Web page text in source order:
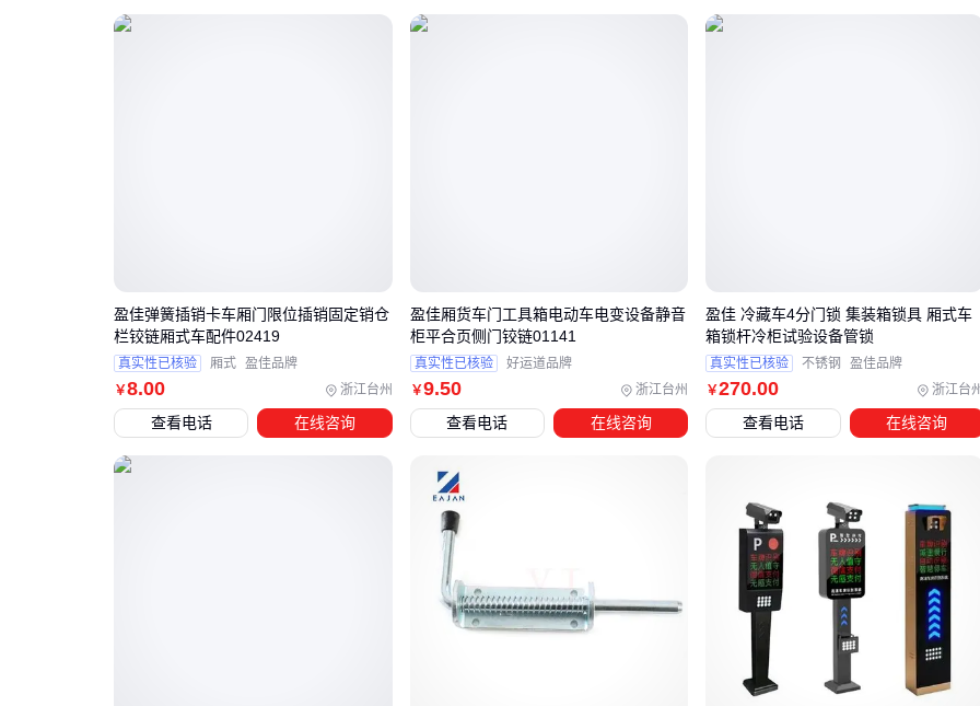
⚠️ 常见误区：认为闸杆越长越好。实际上6米以上杆长需定制
加强电机，否则会导致：
起落速度下降40%以上
电机寿命缩短50%
极端天气下变形风险增加
三、如何根据场景选择最合适的道闸一体机？
1. 车流量决定响应速度
日均500车次以下：普通直杆式，升降速度1.5-3秒
500-2000车次：带涡轮蜗杆传动的
栅栏道闸
，升降速度
￥8.00 浙江台州
盈佳弹簧插销卡车厢门限位插销固定销仓
栏铰链厢式车配件02419
真实性已核验 厢式 盈佳品牌
查看电话 在线咨询
￥9.50 浙江台州
盈佳厢货车门工具箱电动车电变设备静音
柜平合页侧门铰链01141
真实性已核验 好运道品牌
查看电话 在线咨询
￥270.00 浙江台
盈佳 冷藏车4分门锁 集装箱锁具 厢式车
箱锁杆冷柜试验设备管锁
真实性已核验 不锈钢 盈佳品牌
查看电话 在线咨询